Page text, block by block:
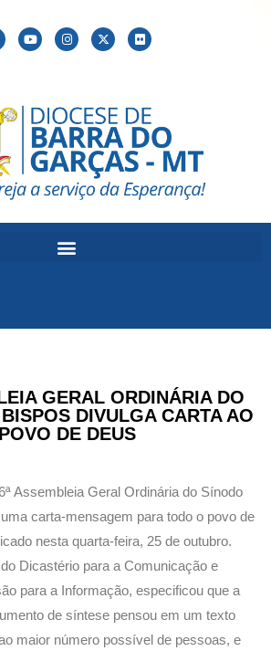
GERAL ORDINÁRIA DO
DIVULGA CARTA AO
POVO DE DEUS
Assembleia Geral Ordinária do Sínodo
carta-mensagem para todo o povo de
nesta quarta-feira, 25 de outubro.
Dicastério para a Comunicação e
para a Informação, especificou que a
de síntese pensou em um texto
maior número possível de pessoas, e